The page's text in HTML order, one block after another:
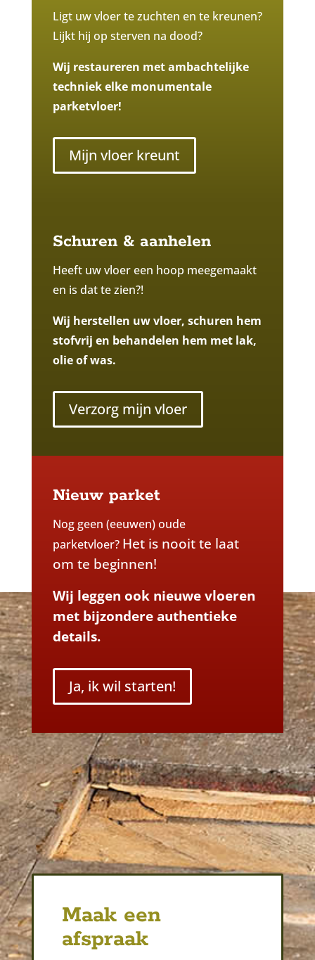
Ligt uw vloer te zuchten en te kreunen?
Lijkt hij op sterven na dood?
Wij restaureren met ambachtelijke
techniek elke monumentale
parketvloer!
Mijn vloer kreunt
Schuren & aanhelen
Heeft uw vloer een hoop meegemaakt
en is dat te zien?!
Wij herstellen uw vloer, schuren hem
stofvrij en behandelen hem met lak,
olie of was.
Verzorg mijn vloer
Nieuw parket
Nog geen (eeuwen) oude
parketvloer? Het is nooit te laat
om te beginnen!
Wij leggen ook nieuwe vloeren
met bijzondere authentieke
details.
Ja, ik wil starten!
Maak een
afspraak